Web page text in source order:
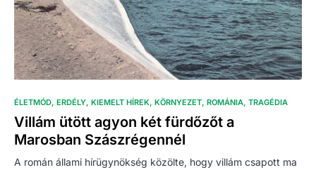
ÉLETMÓD ERDÉLY KIEMELT HÍREK KÖRNYEZET ROMÁNIA TRAGÉDIA
Villám ütött agyon két fürdőzőt a
Marosban Szászrégennél
A román állami hírügynökség közölte, hogy villám csapott ma